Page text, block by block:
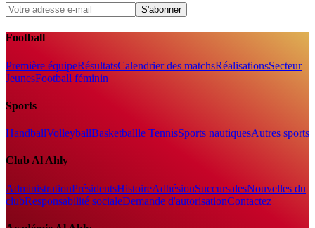
S'abonner
Football
Première équipeRésultatsCalendrier des matchsRéalisationsSecteur
JeunesFootball féminin
Sports
HandballVolleyballBasketballle TennisSports nautiquesAutres sports
Club Al Ahly
AdministrationPrésidentsHistoireAdhésionSuccursalesNouvelles du
clubResponsabilité socialeDemande d'autorisationContactez